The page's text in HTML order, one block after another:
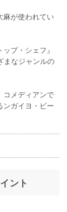
麻が使われてい
プ・シェフ』
まなジャンルの
コメディアンで
ンガイヨ・ビー
ント